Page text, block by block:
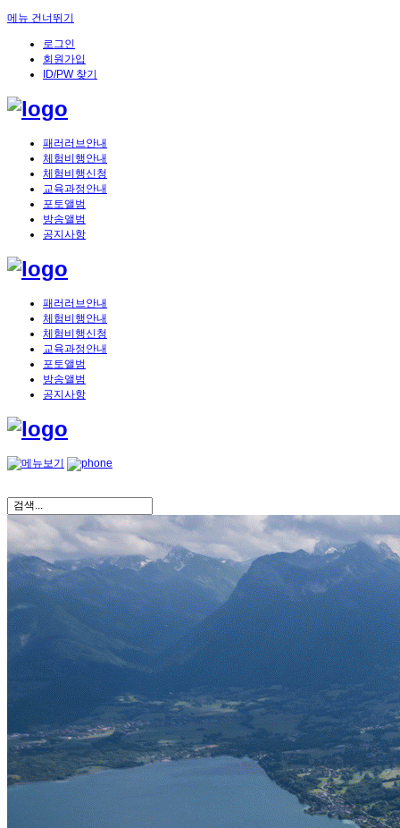
메뉴 건너뛰기
로그인
회원가입
ID/PW 찾기
패러러브안내
체험비행안내
체험비행신청
교육과정안내
포토앨범
방송앨범
공지사항
패러러브안내
체험비행안내
체험비행신청
교육과정안내
포토앨범
방송앨범
공지사항